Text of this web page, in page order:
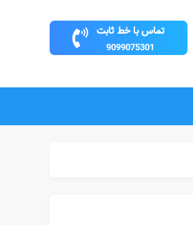
تماس با خط ثابت
9099075301